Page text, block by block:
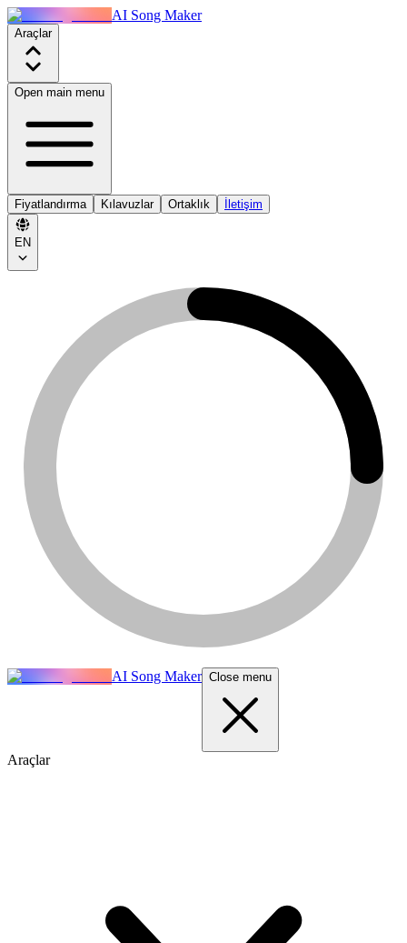
AI Song Maker
Araçlar
Open main menu
Fiyatlandırma Kılavuzlar Ortaklık İletişim
EN
AI Song Maker Close menu
Araçlar